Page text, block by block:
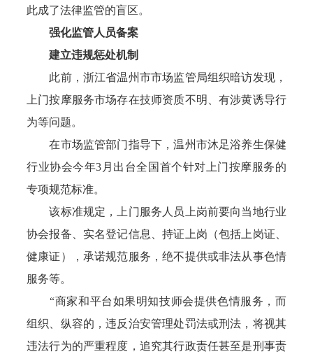
此成了法律监管的盲区。
强化监管人员备案
建立违规惩处机制
此前，浙江省温州市市场监管局组织暗访发现，
上门按摩服务市场存在技师资质不明、有涉黄诱导行
为等问题。
在市场监管部门指导下，温州市沐足浴养生保健
行业协会今年3月出台全国首个针对上门按摩服务的
专项规范标准。
该标准规定，上门服务人员上岗前要向当地行业
协会报备、实名登记信息、持证上岗（包括上岗证、
健康证），承诺规范服务，绝不提供或非法从事色情
服务等。
“商家和平台如果明知技师会提供色情服务，而
组织、纵容的，违反治安管理处罚法或刑法，将视其
违法行为的严重程度，追究其行政责任甚至是刑事责